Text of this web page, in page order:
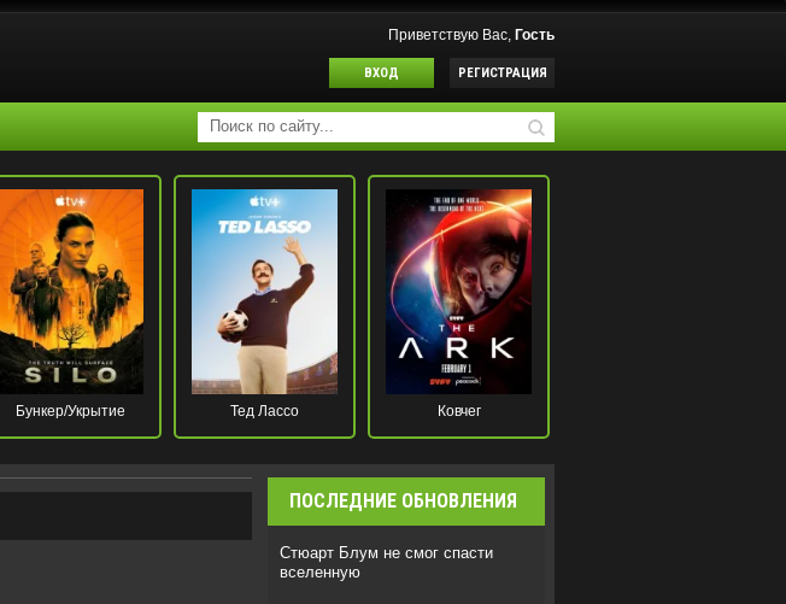
Приветствую Вас, Гость
ВХОД РЕГИСТРАЦИЯ
Бункер/Укрытие Тед Лассо Ковчег
ПОСЛЕДНИЕ ОБНОВЛЕНИЯ
Стюарт Блум не смог спасти
вселенную